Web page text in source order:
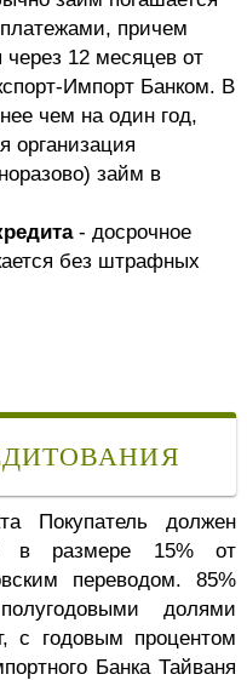
причем
12 месяцев от
Импорт Банком. В
чем на один год,
организация
займ в
- досрочное
без штрафных
Покупатель должен
в размере 15% от
переводом.
85%
долями
с годовым процентом
Банка Тайваня